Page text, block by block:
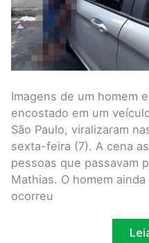
Imagens de um homem
encostado em um
São Paulo, viralizaram
sexta-feira (7). A cena
pessoas que passavam
Mathias. O homem
ocorreu